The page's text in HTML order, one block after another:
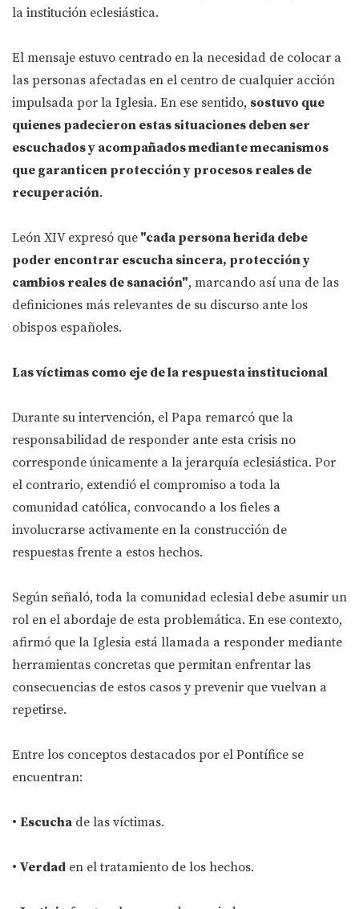
la institución eclesiástica.
El mensaje estuvo centrado en la necesidad de colocar a
las personas afectadas en el centro de cualquier acción
impulsada por la Iglesia. En ese sentido, sostuvo que
quienes padecieron estas situaciones deben ser
escuchados y acompañados mediante mecanismos
que garanticen protección y procesos reales de
recuperación.
León XIV expresó que "cada persona herida debe
poder encontrar escucha sincera, protección y
cambios reales de sanación", marcando así una de las
definiciones más relevantes de su discurso ante los
obispos españoles.
Las víctimas como eje de la respuesta institucional
Durante su intervención, el Papa remarcó que la
responsabilidad de responder ante esta crisis no
corresponde únicamente a la jerarquía eclesiástica. Por
el contrario, extendió el compromiso a toda la
comunidad católica, convocando a los fieles a
involucrarse activamente en la construcción de
respuestas frente a estos hechos.
Según señaló, toda la comunidad eclesial debe asumir un
rol en el abordaje de esta problemática. En ese contexto,
afirmó que la Iglesia está llamada a responder mediante
herramientas concretas que permitan enfrentar las
consecuencias de estos casos y prevenir que vuelvan a
repetirse.
Entre los conceptos destacados por el Pontífice se
encuentran:
• Escucha de las víctimas.
• Verdad en el tratamiento de los hechos.